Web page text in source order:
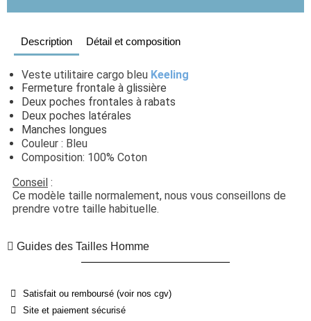
Description Détail et composition
Veste utilitaire cargo bleu Keeling
Fermeture frontale à glissière
Deux poches frontales à rabats
Deux poches latérales
Manches longues
Couleur : Bleu
Composition: 100% Coton
Conseil :
Ce modèle taille normalement, nous vous conseillons de
prendre votre taille habituelle.
Guides des Tailles Homme
Satisfait ou remboursé (voir nos cgv)
Site et paiement sécurisé